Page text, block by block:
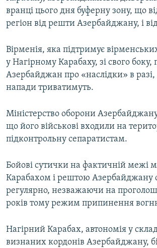
вранці цього дня буферну зону, що
регіон від решти Азербайджану, і
Вірменія, яка підтримує
у Нагірному Карабаху, зі свого боку,
Азербайджан про «наслідки» в разі,
напади триватимуть.
Міністерство оборони
що його військові входили на
підконтрольну сепаратистам.
Бойові сутички на фактичній межі
Карабахом і рештою Азербайджану
регулярно, незважаючи на
років тому режим припинення
Нагірний Карабах, автономія у
визнаних кордонів Азербайджану,